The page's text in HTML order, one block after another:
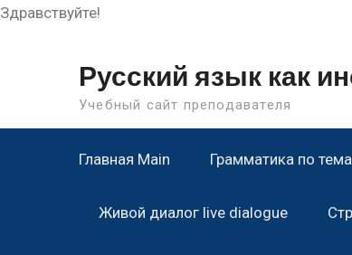
Здравствуйте!
Русский язык как
Учебный сайт преподавателя
Главная Main Грамматика по
Живой диалог live dialogue